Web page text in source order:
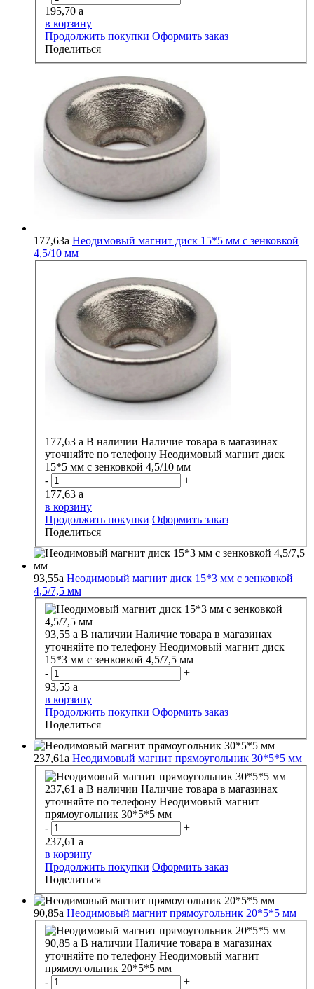
195,70 a
в корзину
Продолжить покупки Оформить заказ
Поделиться
177,63a Неодимовый магнит диск 15*5 мм с зенковкой
4,5/10 мм
177,63 a В наличии Наличие товара в магазинах
уточняйте по телефону Неодимовый магнит диск
15*5 мм с зенковкой 4,5/10 мм
-
+
177,63 a
в корзину
Продолжить покупки Оформить заказ
Поделиться
93,55a Неодимовый магнит диск 15*3 мм с зенковкой
4,5/7,5 мм
93,55 a В наличии Наличие товара в магазинах
уточняйте по телефону Неодимовый магнит диск
15*3 мм с зенковкой 4,5/7,5 мм
-
+
93,55 a
в корзину
Продолжить покупки Оформить заказ
Поделиться
237,61a Неодимовый магнит прямоугольник 30*5*5 мм
237,61 a В наличии Наличие товара в магазинах
уточняйте по телефону Неодимовый магнит
прямоугольник 30*5*5 мм
-
+
237,61 a
в корзину
Продолжить покупки Оформить заказ
Поделиться
90,85a Неодимовый магнит прямоугольник 20*5*5 мм
90,85 a В наличии Наличие товара в магазинах
уточняйте по телефону Неодимовый магнит
прямоугольник 20*5*5 мм
-
+